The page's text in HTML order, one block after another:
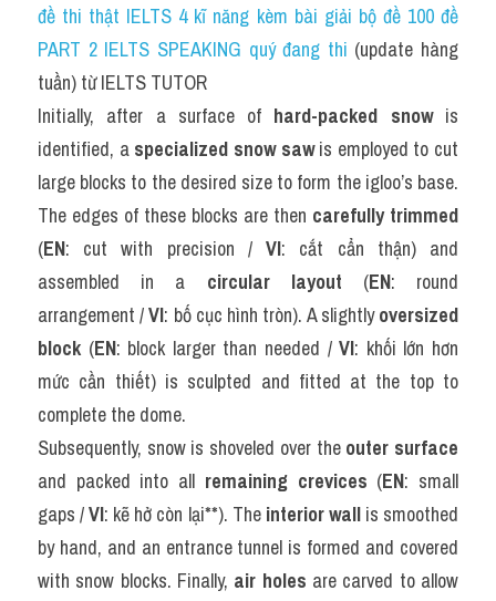
đề thi thật IELTS 4 kĩ năng kèm bài giải bộ đề 100 đề
PART 2 IELTS SPEAKING quý đang thi (update hàng
tuần) từ IELTS TUTOR
Initially, after a surface of hard-packed snow is
identified, a specialized snow saw is employed to cut
large blocks to the desired size to form the igloo’s base.
The edges of these blocks are then carefully trimmed
(EN: cut with precision / VI: cắt cẩn thận) and
assembled in a circular layout (EN: round
arrangement / VI: bố cục hình tròn). A slightly oversized
block (EN: block larger than needed / VI: khối lớn hơn
mức cần thiết) is sculpted and fitted at the top to
complete the dome.
Subsequently, snow is shoveled over the outer surface
and packed into all remaining crevices (EN: small
gaps / VI: kẽ hở còn lại**). The interior wall is smoothed
by hand, and an entrance tunnel is formed and covered
with snow blocks. Finally, air holes